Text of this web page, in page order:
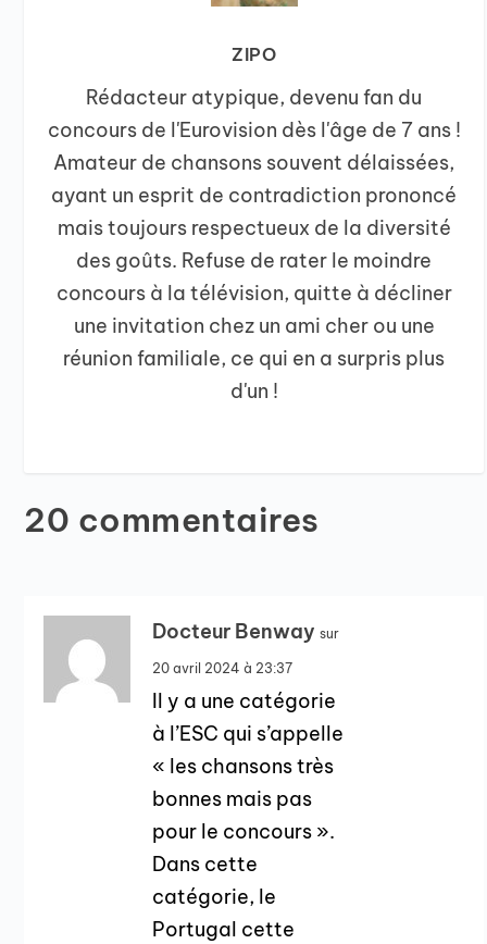
ZIPO
Rédacteur atypique, devenu fan du
concours de l'Eurovision dès l'âge de 7 ans !
Amateur de chansons souvent délaissées,
ayant un esprit de contradiction prononcé
mais toujours respectueux de la diversité
des goûts. Refuse de rater le moindre
concours à la télévision, quitte à décliner
une invitation chez un ami cher ou une
réunion familiale, ce qui en a surpris plus
d'un !
20 commentaires
Docteur Benway sur
20 avril 2024 à 23:37
Il y a une catégorie
à l’ESC qui s’appelle
« les chansons très
bonnes mais pas
pour le concours ».
Dans cette
catégorie, le
Portugal cette